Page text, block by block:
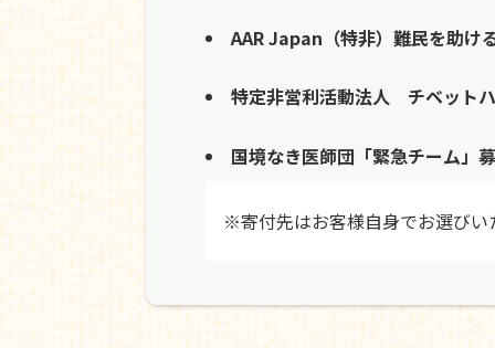
AAR Japan（特非）難民を助け
特定非営利活動法人 チベット
国境なき医師団「緊急チーム」
※寄付先はお客様自身でお選びい